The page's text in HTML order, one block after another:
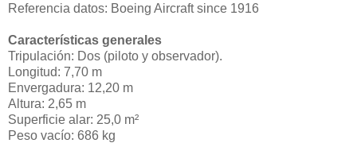
Referencia datos: Boeing Aircraft since 1916
Características generales
Tripulación: Dos (piloto y observador).
Longitud: 7,70 m
Envergadura: 12,20 m
Altura: 2,65 m
Superficie alar: 25,0 m²
Peso vacío: 686 kg